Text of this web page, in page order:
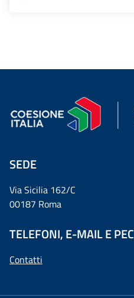
SEDE
Via Sicilia 162/C
00187 Roma
TELEFONI, E-MAIL E PEC
Contatti